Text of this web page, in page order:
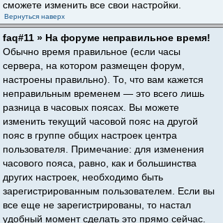
сможете изменить все свои настройки.
Вернуться наверх
faq#11 » На форуме неправильное время!
Обычно время правильное (если часы
сервера, на котором размещен форум,
настроены правильно). То, что вам кажется
неправильным временем — это всего лишь
разница в часовых поясах. Вы можете
изменить текущий часовой пояс на другой
пояс в группе общих настроек центра
пользователя. Примечание: для изменения
часового пояса, равно, как и большинства
других настроек, необходимо быть
зарегистрированным пользователем. Если вы
все еще не зарегистрированы, то настал
удобный момент сделать это прямо сейчас.